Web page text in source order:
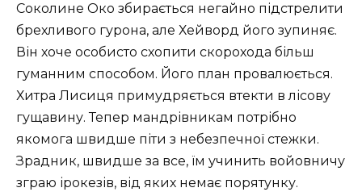
Соколине Око збирається негайно підстрелити
брехливого гурона, але Хейворд його зупиняє.
Він хоче особисто схопити скорохода більш
гуманним способом. Його план провалюється.
Хитра Лисиця примудряється втекти в лісову
гущавину. Тепер мандрівникам потрібно
якомога швидше піти з небезпечної стежки.
Зрадник, швидше за все, їм учинить войовничу
зграю ірокезів, від яких немає порятунку.